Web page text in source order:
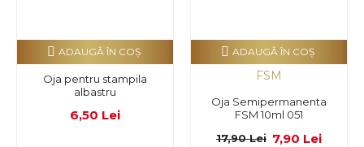
Oja pentru stampila
albastru
6,50 Lei
ADAUGĂ ÎN COŞ
FSM
Oja Semipermanenta
FSM 10ml 051
7,90 Lei
17,90 Lei
ADAUGĂ ÎN COŞ